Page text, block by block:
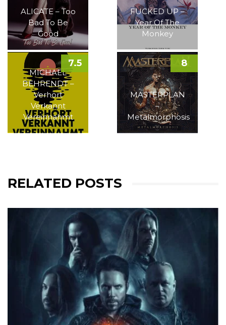
ALICATE – Too
Bad To Be
Good
FUCKED UP –
Year Of The
Monkey
MICHAEL
BEHRENDT –
Verhört
Verkannt
Vereinnahmt
7.5
MASTERPLAN
–
Metalmorphosis
8
RELATED POSTS